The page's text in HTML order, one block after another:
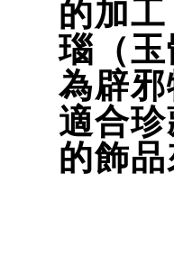
的加
瑙（
為辟
適合
的飾